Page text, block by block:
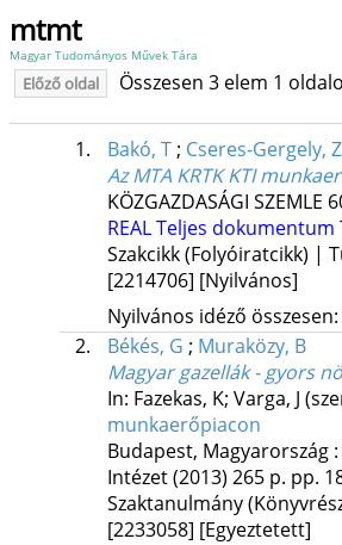
mtmt
Magyar Tudományos Művek Tára
Előző oldal Összesen 3 elem 1
1. Bakó, T; Cseres-Gergely,
Az MTA KRTK KTI
KÖZGAZDASÁGI SZEMLE
REALTeljes dokumentum
Szakcikk (Folyóiratcikk) |
[2214706] [Nyilvános]
Nyilvános idéző
2.
Békés, G ; Muraközy, B
Magyar gazellák - gyors
In: Fazekas, K; Varga, J
munkaerőpiacon
Budapest, Magyarország :
Intézet(2013) 265 p. pp.
Szaktanulmány
[2233058] [Egyeztetett]